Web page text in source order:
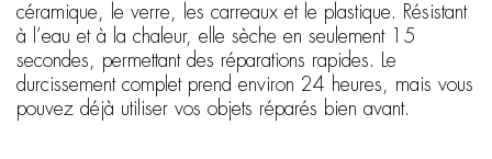
céramique, le verre, les carreaux et le plastique. Résistant
à l’eau et à la chaleur, elle sèche en seulement 15
secondes, permettant des réparations rapides. Le
durcissement complet prend environ 24 heures, mais vous
pouvez déjà utiliser vos objets réparés bien avant.